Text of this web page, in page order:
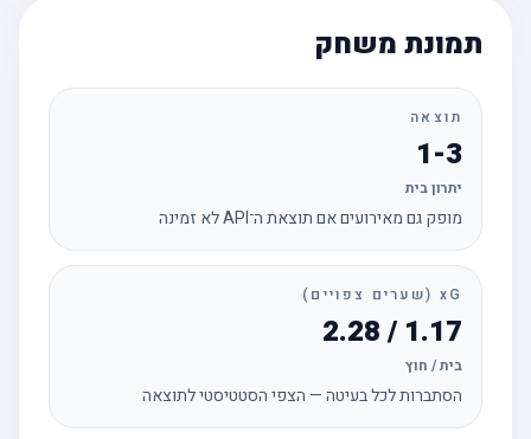
תמונת משחק
תוצאה
1-3
יתרון בית
מופק גם מאירועים אם תוצאת ה־API לא זמינה
xG (שערים צפויים)
1.17 / 2.28
בית / חוץ
הסתברות לכל בעיטה — הצפי הסטטיסטי לתוצאה